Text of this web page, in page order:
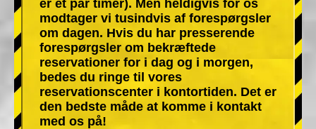
er et par timer). Men heldigvis for os
modtager vi tusindvis af forespørgsler
om dagen. Hvis du har presserende
forespørgsler om bekræftede
reservationer for i dag og i morgen,
bedes du ringe til vores
reservationscenter i kontortiden. Det er
den bedste måde at komme i kontakt
med os på!